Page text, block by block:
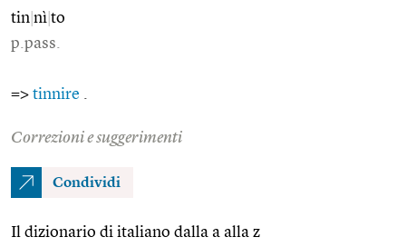
tin nì to
p.pass.
=> tinnire
Correzioni e suggerimenti
Condividi
Il dizionario di italiano dalla a alla z